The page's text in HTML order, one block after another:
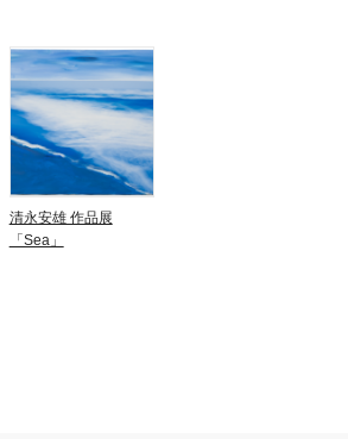
清永安雄 作品展
「Sea」